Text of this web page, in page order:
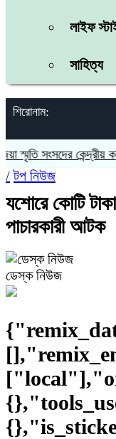
লাইফ
সাহিত্য
শিরোনাম:
কেন্দ্রীয় কমিটির
/ টপ নিউজ
যশোরে কোটি
পাচারকারী আটক
ডেস্ক নিউজ